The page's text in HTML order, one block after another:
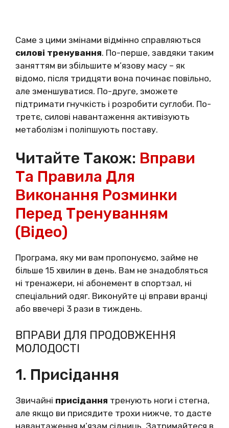
Саме з цими змінами відмінно справляються
силові тренування. По-перше, завдяки таким
заняттям ви збільшите м’язову масу – як
відомо, після тридцяти вона починає повільно,
але зменшуватися. По-друге, зможете
підтримати гнучкість і розробити суглоби. По-
третє, силові навантаження активізують
метаболізм і поліпшують поставу.
Читайте Також: Вправи
Та Правила Для
Виконання Розминки
Перед Тренуванням
(відео)
Програма, яку ми вам пропонуємо, займе не
більше 15 хвилин в день. Вам не знадобляться
ні тренажери, ні абонемент в спортзал, ні
спеціальний одяг. Виконуйте ці вправи вранці
або ввечері 3 рази в тиждень.
ВПРАВИ ДЛЯ ПРОДОВЖЕННЯ
МОЛОДОСТІ
1. Присідання
Звичайні присідання тренують ноги і стегна,
але якщо ви присядите трохи нижче, то дасте
навантаження м’язам сідниць. Затримайтеся в